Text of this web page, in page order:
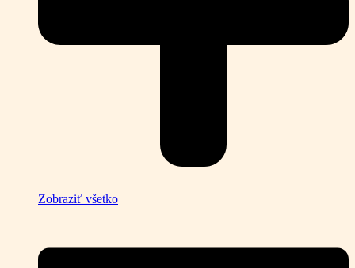
Zobraziť všetko